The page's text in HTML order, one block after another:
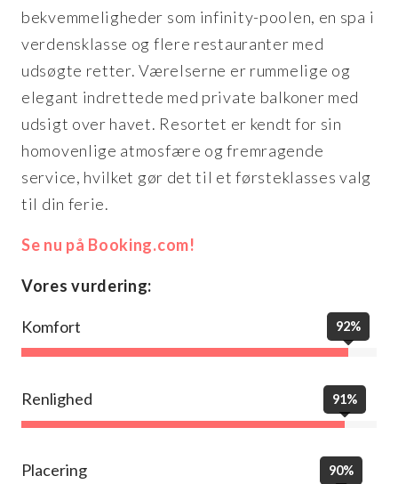
bekvemmeligheder som infinity-poolen, en spa i
verdensklasse og flere restauranter med
udsøgte retter. Værelserne er rummelige og
elegant indrettede med private balkoner med
udsigt over havet. Resortet er kendt for sin
homovenlige atmosfære og fremragende
service, hvilket gør det til et førsteklasses valg
til din ferie.
Se nu på Booking.com!
Vores vurdering:
Komfort 92%
Renlighed 91%
Placering 90%